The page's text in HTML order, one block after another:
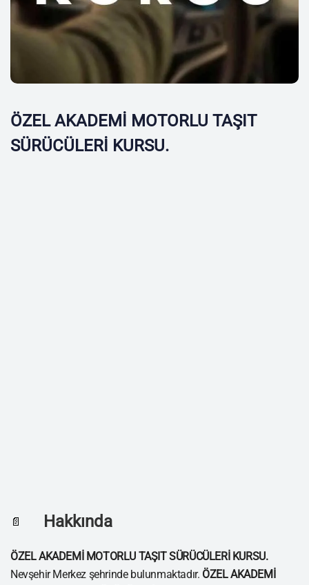
ÖZEL AKADEMİ MOTORLU TAŞIT
SÜRÜCÜLERİ KURSU.
📄 Hakkında
ÖZEL AKADEMİ MOTORLU TAŞIT SÜRÜCÜLERİ KURSU.
Nevşehir Merkez şehrinde bulunmaktadır. ÖZEL AKADEMİ